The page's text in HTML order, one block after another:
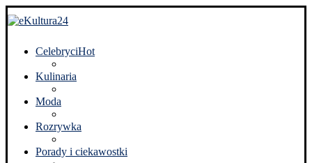
CelebryciHot
Kulinaria
Moda
Rozrywka
Porady i ciekawostki